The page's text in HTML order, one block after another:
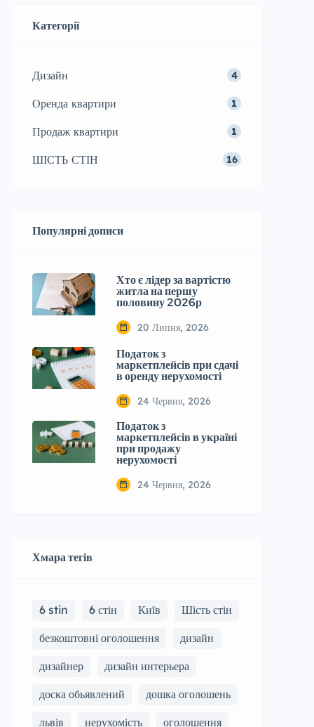
Категорії
Дизайн 4
Оренда квартири 1
Продаж квартири 1
ШІСТЬ СТІН 16
Популярні дописи
Хто є лідер за вартістю
житла на першу
половину 2026р
20 Липня, 2026
Податок з
маркетплейсів при сдачі
в оренду нерухомості
24 Червня, 2026
Податок з
маркетплейсів в україні
при продажу
нерухомості
24 Червня, 2026
Хмара тегів
6 stin 6 стін Київ
Шість стін
безкоштовні оголошення
дизайн
дизайнер
дизайн интерьера
доска обьявлений
дошка оголошень
львів
нерухомість оголошення